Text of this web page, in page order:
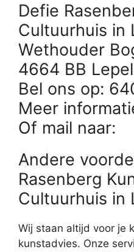
Defie
Cultuurhuis in
Wethouder
4664 BB
Bel ons op:
Meer
Of mail naar:
Andere
Rasenberg
Cultuurhuis in
Wij staan altijd voor je
kunstadvies. Onze